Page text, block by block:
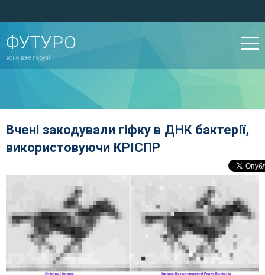
ФУТУРО
воно вже поруч!
Вчені закодували гіфку в ДНК бактерії,
використовуючи КРІСПР